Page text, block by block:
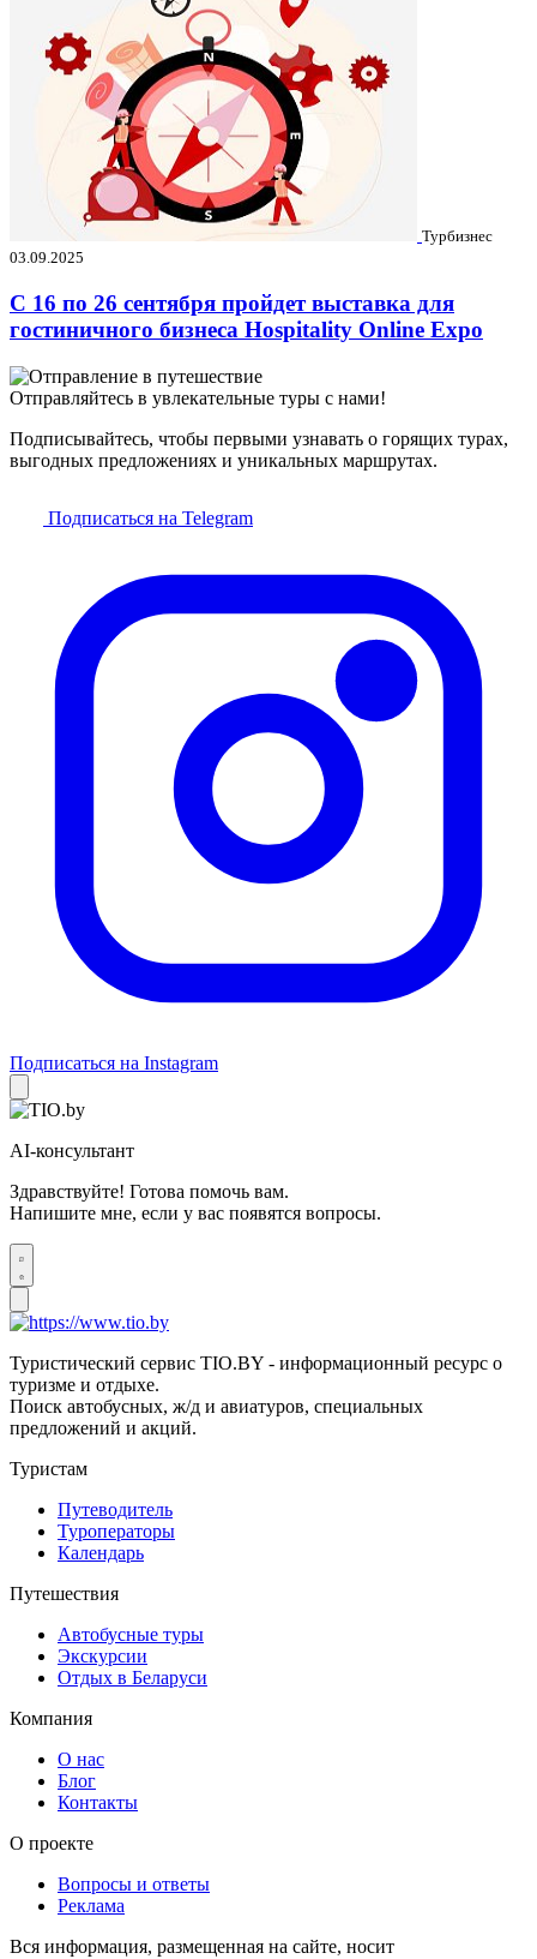
Турбизнес
03.09.2025
C 16 по 26 сентября пройдет выставка для
гостиничного бизнеса Hospitality Online Expo
Отправляйтесь в увлекательные туры с нами!
Подписывайтесь, чтобы первыми узнавать о горящих турах,
выгодных предложениях и уникальных маршрутах.
Подписаться на Telegram
Подписаться на Instagram
AI-консультант
Здравствуйте! Готова помочь вам.
Напишите мне, если у вас появятся вопросы.
Туристический сервис TIO.BY - информационный ресурс о
туризме и отдыхе.
Поиск автобусных, ж/д и авиатуров, специальных
предложений и акций.
Туристам
Путеводитель
Туроператоры
Календарь
Путешествия
Автобусные туры
Экскурсии
Отдых в Беларуси
Компания
О нас
Блог
Контакты
О проекте
Вопросы и ответы
Реклама
Вся информация, размещенная на сайте, носит